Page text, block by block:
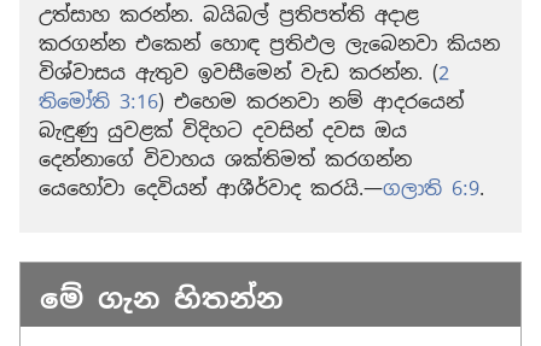
උත්සාහ කරන්න. බයිබල් ප්‍රතිපත්ති අදාළ
කරගන්න එකෙන් හොඳ ප්‍රතිඵල ලැබෙනවා කියන
විශ්වාසය ඇතුව ඉවසීමෙන් වැඩ කරන්න. (2
තිමෝති 3:16) එහෙම කරනවා නම් ආදරයෙන්
බැඳුණු යුවළක් විදිහට දවසින් දවස ඔය
දෙන්නාගේ විවාහය ශක්තිමත් කරගන්න
යෙහෝවා දෙවියන් ආශීර්වාද කරයි.—ගලාති 6:9.
මේ ගැන හිතන්න